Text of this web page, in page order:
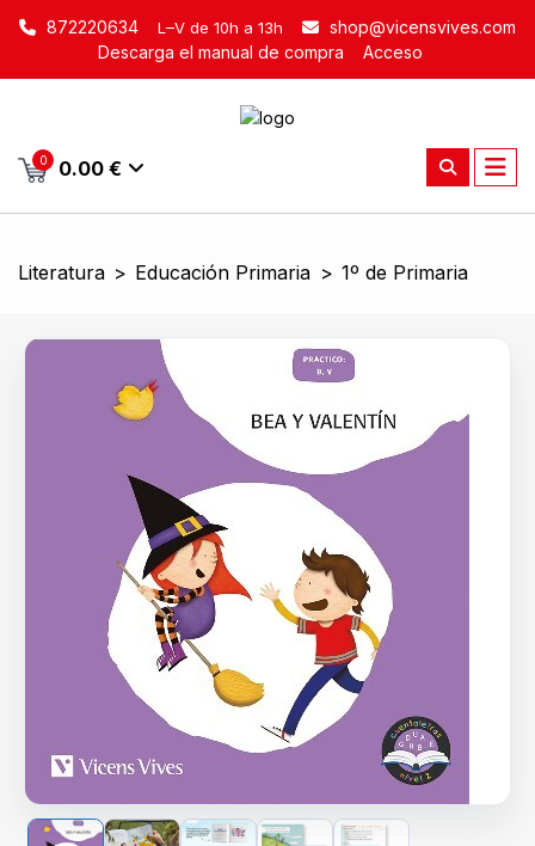
872220634 L–V de 10h a 13h
shop@vicensvives.com
Descarga el manual de compra
Acceso
0 0.00 €
Literatura > Educación Primaria > 1º de Primaria